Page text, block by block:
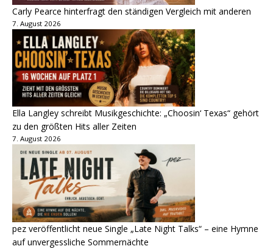
Carly Pearce hinterfragt den ständigen Vergleich mit anderen
7. August 2026
Ella Langley schreibt Musikgeschichte: „Choosin‘ Texas“ gehört
zu den größten Hits aller Zeiten
7. August 2026
pez veröffentlicht neue Single „Late Night Talks“ – eine Hymne
auf unvergessliche Sommernächte